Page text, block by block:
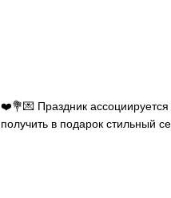
❤️💐💌 Праздник
получить в подарок стильный